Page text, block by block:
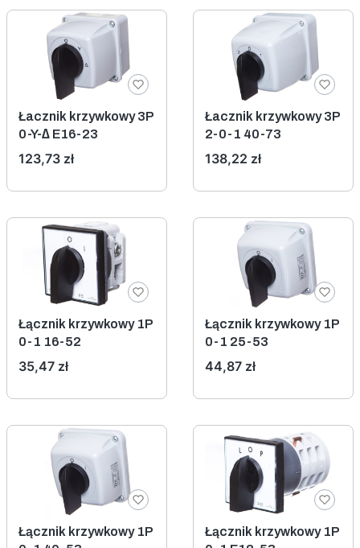
Łacznik krzywkowy 3P
0-Y-∆ E16-23
Cena
123,73 zł
Łacznik krzywkowy 3P
2-0-1 40-73
Cena
138,22 zł
Łącznik krzywkowy 1P
0-1 16-52
Cena
35,47 zł
Łącznik krzywkowy 1P
0-1 25-53
Cena
44,87 zł
Łącznik krzywkowy 1P
Łącznik krzywkowy 1P